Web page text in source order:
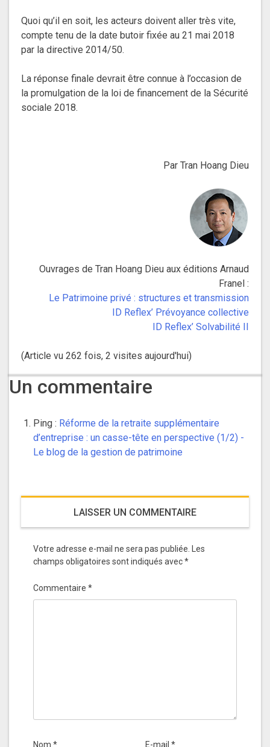
Quoi qu’il en soit, les acteurs doivent aller très vite,
compte tenu de la date butoir fixée au 21 mai 2018
par la directive 2014/50.
La réponse finale devrait être connue à l’occasion de
la promulgation de la loi de financement de la Sécurité
sociale 2018.
Par Tran Hoang Dieu
Ouvrages de Tran Hoang Dieu aux éditions Arnaud
Franel :
Le Patrimoine privé : structures et transmission
ID Reflex’ Prévoyance collective
ID Reflex’ Solvabilité II
(Article vu 262 fois, 2 visites aujourd'hui)
Un commentaire
Ping : Réforme de la retraite supplémentaire
d’entreprise : un casse-tête en perspective (1/2) -
Le blog de la gestion de patrimoine
LAISSER UN COMMENTAIRE
Votre adresse e-mail ne sera pas publiée. Les
champs obligatoires sont indiqués avec*
Commentaire *
Nom * E-mail *